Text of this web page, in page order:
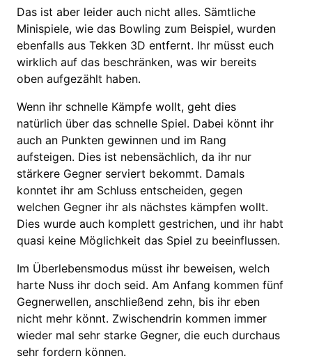
Das ist aber leider auch nicht alles. Sämtliche
Minispiele, wie das Bowling zum Beispiel, wurden
ebenfalls aus Tekken 3D entfernt. Ihr müsst euch
wirklich auf das beschränken, was wir bereits
oben aufgezählt haben.
Wenn ihr schnelle Kämpfe wollt, geht dies
natürlich über das schnelle Spiel. Dabei könnt ihr
auch an Punkten gewinnen und im Rang
aufsteigen. Dies ist nebensächlich, da ihr nur
stärkere Gegner serviert bekommt. Damals
konntet ihr am Schluss entscheiden, gegen
welchen Gegner ihr als nächstes kämpfen wollt.
Dies wurde auch komplett gestrichen, und ihr habt
quasi keine Möglichkeit das Spiel zu beeinflussen.
Im Überlebensmodus müsst ihr beweisen, welch
harte Nuss ihr doch seid. Am Anfang kommen fünf
Gegnerwellen, anschließend zehn, bis ihr eben
nicht mehr könnt. Zwischendrin kommen immer
wieder mal sehr starke Gegner, die euch durchaus
sehr fordern können.